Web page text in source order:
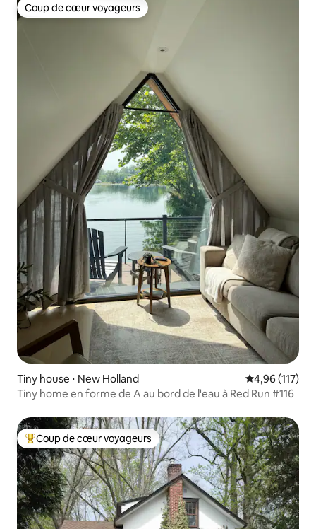
Coup de cœur voyageurs
Coup de cœur voyageurs
Tiny house ⋅ New Holland Évaluation
4,96 (117)
Tiny home en forme de A au bord de l'eau à Red Run #116
Coups de cœur voyageurs les plus appréciés
Coup de cœur voyageurs